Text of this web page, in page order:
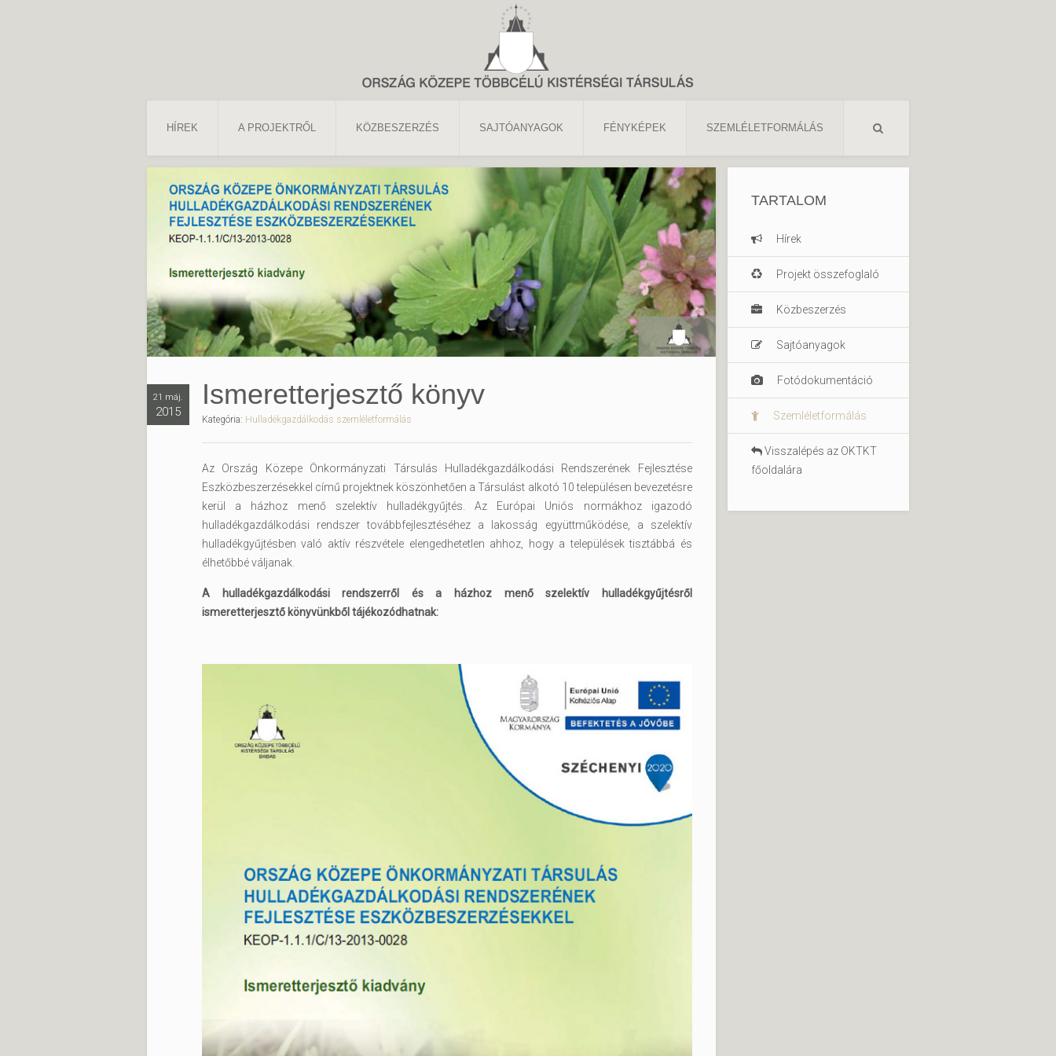
HÍREK A PROJEKTRŐL KÖZBESZERZÉS SAJTÓANYAGOK FÉNYKÉPEK SZEMLÉLETFORMÁLÁS
21 máj.
2015
Ismeretterjesztő könyv
Kategória: Hulladékgazdálkodás szemléletformálás
Az Ország Közepe Önkormányzati Társulás Hulladékgazdálkodási Rendszerének Fejlesztése
Eszközbeszerzésekkel című projektnek köszönhetően a Társulást alkotó 10 településen bevezetésre
kerül a házhoz menő szelektív hulladékgyűjtés. Az Európai Uniós normákhoz igazodó
hulladékgazdálkodási rendszer továbbfejlesztéséhez a lakosság együttműködése, a szelektív
hulladékgyűjtésben való aktív részvétele elengedhetetlen ahhoz, hogy a települések tisztábbá és
élhetőbbé váljanak.
A hulladékgazdálkodási rendszerről és a házhoz menő szelektív hulladékgyűjtésről
ismeretterjesztő könyvünkből tájékozódhatnak:
TARTALOM
Hírek
Projekt összefoglaló
Közbeszerzés
Sajtóanyagok
Fotódokumentáció
Szemléletformálás
Visszalépés az OKTKT
főoldalára